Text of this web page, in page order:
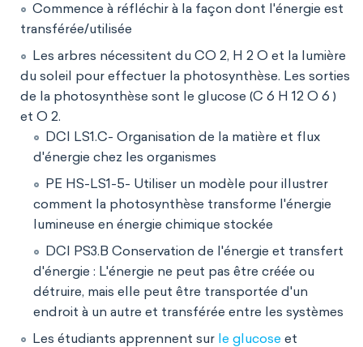
Commence à réfléchir à la façon dont l'énergie est
transférée/utilisée
Les arbres nécessitent du CO 2, H 2 O et la lumière
du soleil pour effectuer la photosynthèse. Les sorties
de la photosynthèse sont le glucose (C 6 H 12 O 6 )
et O 2.
DCI LS1.C- Organisation de la matière et flux
d'énergie chez les organismes
PE HS-LS1-5- Utiliser un modèle pour illustrer
comment la photosynthèse transforme l'énergie
lumineuse en énergie chimique stockée
DCI PS3.B Conservation de l'énergie et transfert
d'énergie : L'énergie ne peut pas être créée ou
détruire, mais elle peut être transportée d'un
endroit à un autre et transférée entre les systèmes
Les étudiants apprennent sur le glucose et